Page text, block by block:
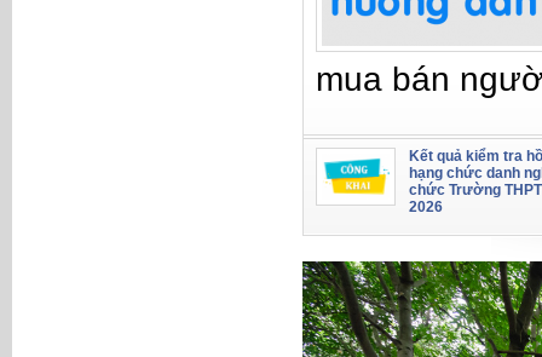
mua bán
Kết quả kiểm tra
hạng chức danh
chức Trường
2026